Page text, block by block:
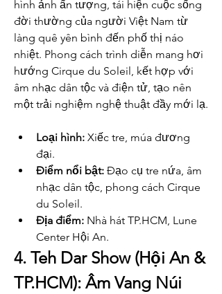
hình ảnh ấn tượng, tái hiện cuộc sống
đời thường của người Việt Nam từ
làng quê yên bình đến phố thị náo
nhiệt. Phong cách trình diễn mang hơi
hướng Cirque du Soleil, kết hợp với
âm nhạc dân tộc và điện tử, tạo nên
một trải nghiệm nghệ thuật đầy mới lạ.
Loại hình: Xiếc tre, múa đương
đại.
Điểm nổi bật: Đạo cụ tre nứa, âm
nhạc dân tộc, phong cách Cirque
du Soleil.
Địa điểm: Nhà hát TP.HCM, Lune
Center Hội An.
4. Teh Dar Show (Hội An &
TP.HCM): Âm Vang Núi